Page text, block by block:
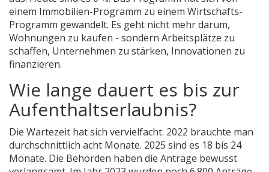
einem Immobilien-Programm zu einem Wirtschafts-
Programm gewandelt. Es geht nicht mehr darum,
Wohnungen zu kaufen - sondern Arbeitsplätze zu
schaffen, Unternehmen zu stärken, Innovationen zu
finanzieren.
Wie lange dauert es bis zur
Aufenthaltserlaubnis?
Die Wartezeit hat sich vervielfacht. 2022 brauchte man
durchschnittlich acht Monate. 2025 sind es 18 bis 24
Monate. Die Behörden haben die Anträge bewusst